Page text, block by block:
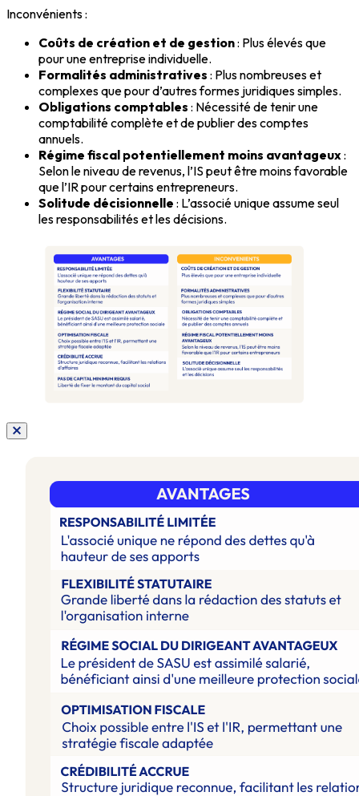
Inconvénients :
Coûts de création et de gestion: Plus élevés que
pour une entreprise individuelle.
Formalités administratives : Plus nombreuses et
complexes que pour d’autres formes juridiques simples.
Obligations comptables : Nécessité de tenir une
comptabilité complète et de publier des comptes
annuels.
Régime fiscal potentiellement moins avantageux:
Selon le niveau de revenus, l’IS peut être moins favorable
que l’IR pour certains entrepreneurs.
Solitude décisionnelle : L’associé unique assume seul
les responsabilités et les décisions.